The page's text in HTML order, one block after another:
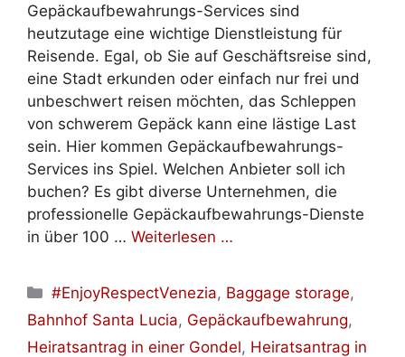
Gepäckaufbewahrungs-Services sind
heutzutage eine wichtige Dienstleistung für
Reisende. Egal, ob Sie auf Geschäftsreise sind,
eine Stadt erkunden oder einfach nur frei und
unbeschwert reisen möchten, das Schleppen
von schwerem Gepäck kann eine lästige Last
sein. Hier kommen Gepäckaufbewahrungs-
Services ins Spiel. Welchen Anbieter soll ich
buchen? Es gibt diverse Unternehmen, die
professionelle Gepäckaufbewahrungs-Dienste
in über 100 … Weiterlesen …
Kategorien
#EnjoyRespectVenezia, Baggage storage,
Bahnhof Santa Lucia, Gepäckaufbewahrung,
Heiratsantrag in einer Gondel, Heiratsantrag in